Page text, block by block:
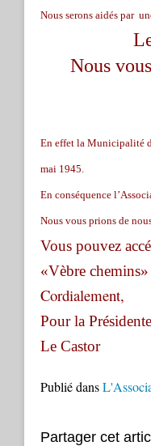
Nous serons aidés par
Nous
En effet la Municipalité
mai 1945.
En conséquence
Nous vous prions de
Vous pouvez
«Vèbre chemins»
Cordialement,
Pour la Présidente
Le Castor
Publié dans
Partager cet